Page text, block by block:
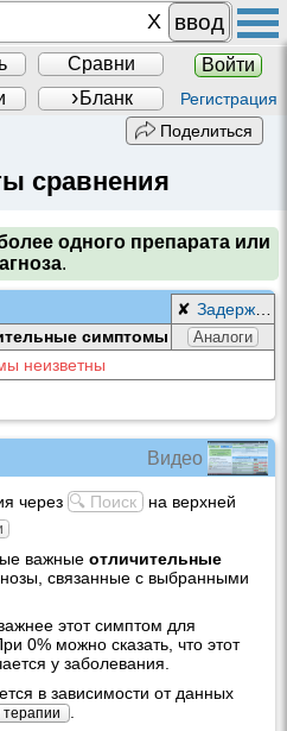
ввод
Сравни
Войти
Бланк Регистрация
Поделиться
сравнения
одного препарата или
.
✘ Задержка плаценты и плодных оболочек
симптомы
Аналоги
неизветны
Видео
через 🔍 Поиск
на верхней
важныеотличительные
связанные с выбранными
этот симптом для
0% можно сказать, что этот
у заболевания.
в зависимости от данных
.